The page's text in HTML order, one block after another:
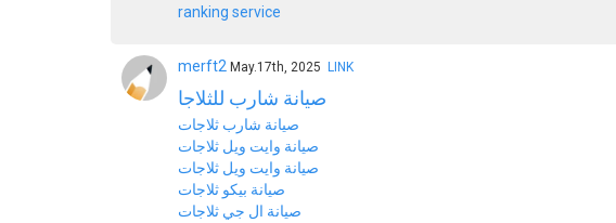
ranking service
merft2 May.17th, 2025 LINK
صيانة شارب للثلاجا
صيانة شارب ثلاجات
صيانة وايت ويل ثلاجات
صيانة وايت ويل ثلاجات
صيانة بيكو ثلاجات
صيانة ال جي ثلاجات